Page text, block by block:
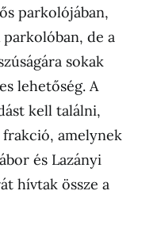
parkolójában,
de a
sokak
lehetőség. A
kell találni,
frakció, amelynek
és Lazányi
hívtak össze a